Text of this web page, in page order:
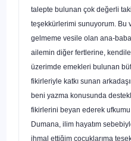
talepte bulunan çok değerli
teşekkürlerimi sunuyorum. Bu
gelmeme vesile olan ana-
ailemin diğer fertlerine,
üzerimde emekleri bulunan
fikirleriyle katkı sunan
beni yazma konusunda
fikirlerini beyan ederek
Dumana, ilim hayatım
ihmal ettiğim çocuklarıma